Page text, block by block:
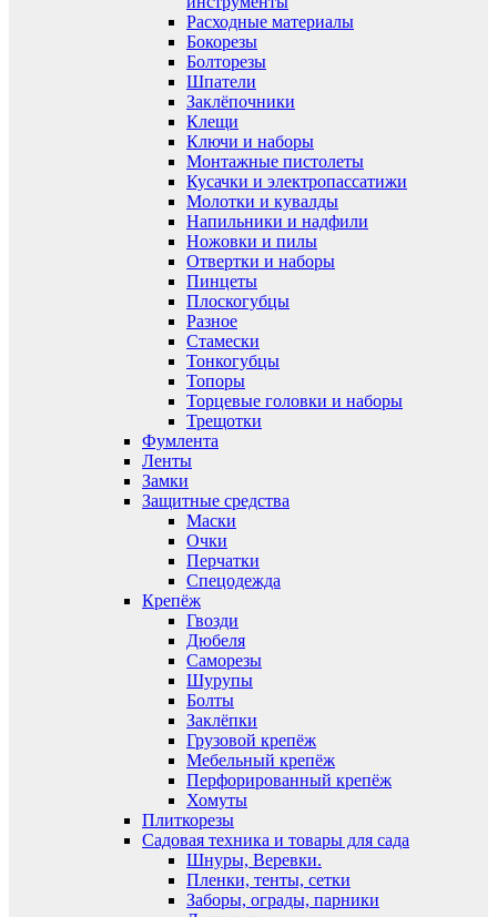
Расходные материалы
Бокорезы
Болторезы
Шпатели
Заклёпочники
Клещи
Ключи и наборы
Монтажные пистолеты
Кусачки и электропассатижи
Молотки и кувалды
Напильники и надфили
Ножовки и пилы
Отвертки и наборы
Пинцеты
Плоскогубцы
Разное
Стамески
Тонкогубцы
Топоры
Торцевые головки и наборы
Трещотки
Фумлента
Ленты
Замки
Защитные средства
Маски
Очки
Перчатки
Спецодежда
Крепёж
Гвозди
Дюбеля
Саморезы
Шурупы
Болты
Заклёпки
Грузовой крепёж
Мебельный крепёж
Перфорированный крепёж
Хомуты
Плиткорезы
Садовая техника и товары для сада
Шнуры, Веревки.
Пленки, тенты, сетки
Заборы, ограды, парники